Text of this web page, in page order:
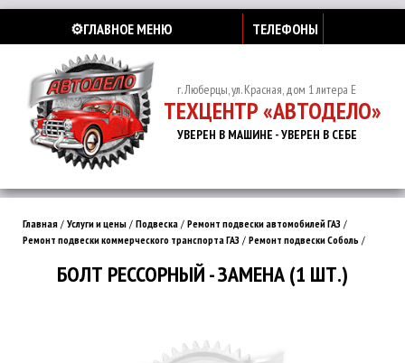
⚙️ГЛАВНОЕ МЕНЮ ТЕЛЕФОНЫ
г. Люберцы, ул. Красная, дом 1 литера Е
ТЕХЦЕНТР «АВТОДЕЛО»
УВЕРЕН В МАШИНЕ - УВЕРЕН В СЕБЕ
Главная / Услуги и цены / Подвеска / Ремонт подвески автомобилей ГАЗ /
Ремонт подвески коммерческого транспорта ГАЗ / Ремонт подвески Соболь /
БОЛТ РЕССОРНЫЙ - ЗАМЕНА (1 ШТ.)